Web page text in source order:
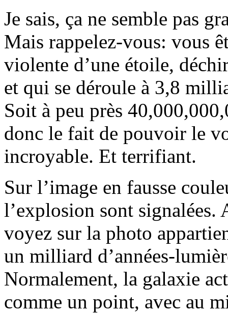
Je sais, ça ne semble pas
Mais rappelez-vous: vous
violente d’une étoile,
et qui se déroule à 3,8
Soit à peu près
donc le fait de pouvoir le
incroyable. Et terrifiant.
Sur l’image en fausse
l’explosion sont signalées.
voyez sur la photo
un milliard d’années-
Normalement, la galaxie
comme un point, avec au